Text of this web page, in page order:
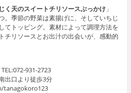
く天のスイートチリソースぶっかけ」
。季節の野菜は素揚げに、そしていちじ
てトッピング。素材によって調理方法を
チリソースとお出汁の出会いが、感動的
931-2723
出口より徒歩3分
tanagokoro123